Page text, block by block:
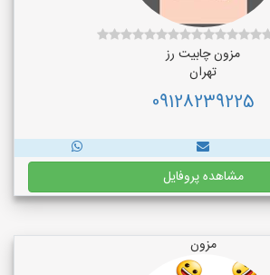
مزون چابیت رز
تهران
09128239225
مشاهده پروفایل
مزون